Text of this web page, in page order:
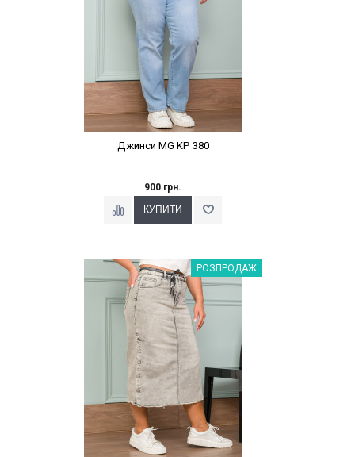
Джинси MG KP 380
900 грн.
Наклейки Варіант з %РОЗПРОДАЖ